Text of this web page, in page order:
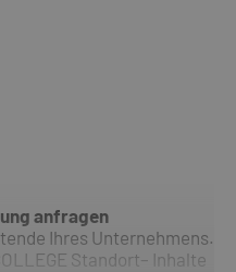
anfragen
Ihres Unternehmens.
Standort– Inhalte